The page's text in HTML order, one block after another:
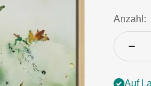
Anzahl:
Auf